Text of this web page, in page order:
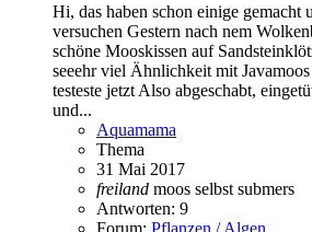
Hi, das haben schon einige gemacht
versuchen Gestern nach nem
schöne Mooskissen auf
seeehr viel Ähnlichkeit mit
testeste jetzt Also abgeschabt,
und...
Aquamama
Thema
31 Mai 2017
freiland moos selbst submers
Antworten: 9
Forum: Pflanzen / Algen